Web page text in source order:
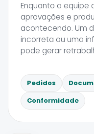
Enquanto a equipe
aprovações e
acontecendo. Um
incorreta ou uma
pode gerar
Pedidos
Conformidade